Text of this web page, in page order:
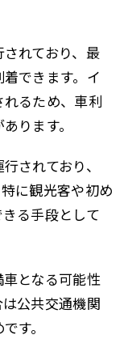
れており、最
できます。イ
るため、車利
ります。
されており、
に観光客や初め
る手段として
となる可能性
公共交通機関
す。